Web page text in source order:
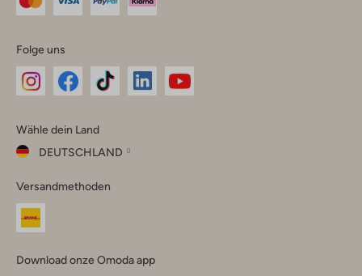
Folge uns
Instagram
Facebook
TikTok
Wähle dein Land
DEUTSCHLAND
dein
Land
Versandmethoden
Download onze Omoda app